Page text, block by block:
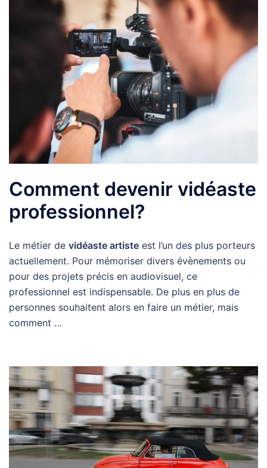
Comment devenir vidéaste
professionnel?
Le métier de vidéaste artiste est l’un des plus porteurs
actuellement. Pour mémoriser divers évènements ou
pour des projets précis en audiovisuel, ce
professionnel est indispensable. De plus en plus de
personnes souhaitent alors en faire un métier, mais
comment …